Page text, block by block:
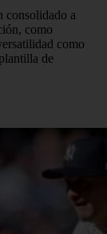
consolidado a
como
como
de